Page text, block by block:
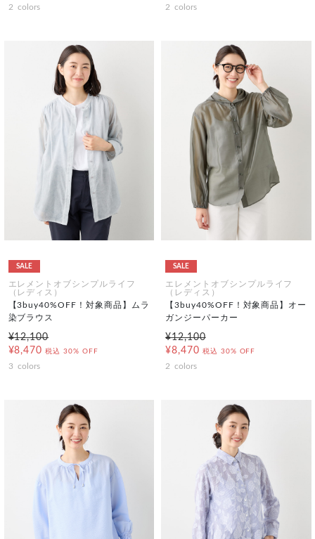
2 colors 2 colors
SALE
エレメントオブシンプルライフ
（レディス）
【3buy40%OFF！対象商品】ムラ
染ブラウス
¥12,100
¥8,470 税込 30% OFF
3 colors
SALE
エレメントオブシンプルライフ
（レディス）
【3buy40%OFF！対象商品】オー
ガンジーパーカー
¥12,100
¥8,470 税込 30% OFF
2 colors